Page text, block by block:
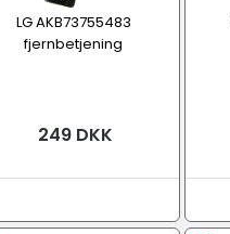
LG AKB73755483
fjernbetjening
249 DKK